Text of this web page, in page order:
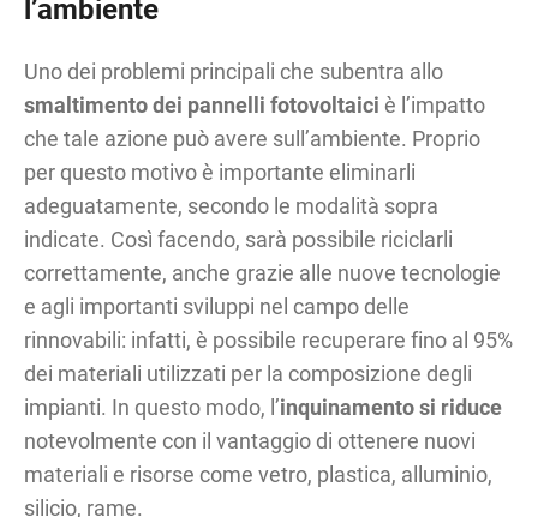
l’ambiente
Uno dei problemi principali che subentra allo
smaltimento dei pannelli fotovoltaiciè l’impatto
che tale azione può avere sull’ambiente. Proprio
per questo motivo è importante eliminarli
adeguatamente, secondo le modalità sopra
indicate. Così facendo, sarà possibile riciclarli
correttamente, anche grazie alle nuove tecnologie
e agli importanti sviluppi nel campo delle
rinnovabili: infatti, è possibile recuperare fino al 95%
dei materiali utilizzati per la composizione degli
impianti. In questo modo, l’inquinamento si riduce
notevolmente con il vantaggio di ottenere nuovi
materiali e risorse come vetro, plastica, alluminio,
silicio, rame.